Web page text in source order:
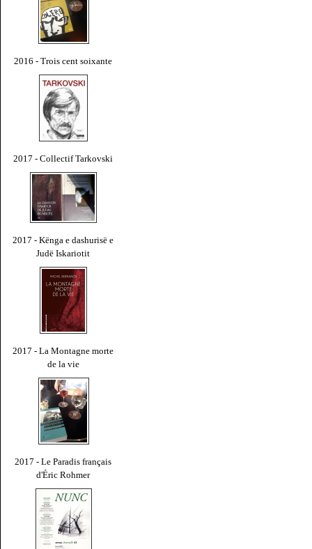
2016 - Trois cent soixante
2017 - Collectif Tarkovski
2017 - Kënga e dashurisë e
Judë Iskariotit
2017 - La Montagne morte
de la vie
2017 - Le Paradis français
d'Éric Rohmer